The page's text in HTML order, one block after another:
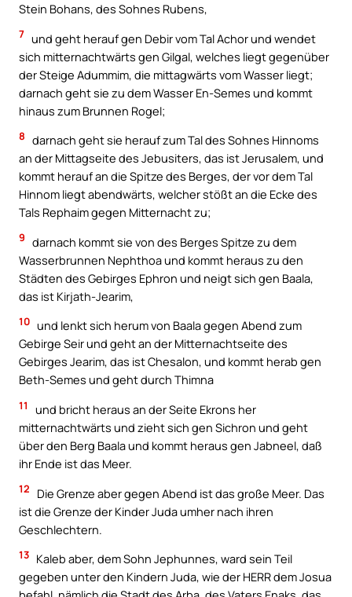
Stein Bohans, des Sohnes Rubens,
7 und geht herauf gen Debir vom Tal Achor und wendet
sich mitternachtwärts gen Gilgal, welches liegt gegenüber
der Steige Adummim, die mittagwärts vom Wasser liegt;
darnach geht sie zu dem Wasser En-Semes und kommt
hinaus zum Brunnen Rogel;
8 darnach geht sie herauf zum Tal des Sohnes Hinnoms
an der Mittagseite des Jebusiters, das ist Jerusalem, und
kommt herauf an die Spitze des Berges, der vor dem Tal
Hinnom liegt abendwärts, welcher stößt an die Ecke des
Tals Rephaim gegen Mitternacht zu;
9 darnach kommt sie von des Berges Spitze zu dem
Wasserbrunnen Nephthoa und kommt heraus zu den
Städten des Gebirges Ephron und neigt sich gen Baala,
das ist Kirjath-Jearim,
10 und lenkt sich herum von Baala gegen Abend zum
Gebirge Seir und geht an der Mitternachtseite des
Gebirges Jearim, das ist Chesalon, und kommt herab gen
Beth-Semes und geht durch Thimna
11
und bricht heraus an der Seite Ekrons her
mitternachtwärts und zieht sich gen Sichron und geht
über den Berg Baala und kommt heraus gen Jabneel, daß
ihr Ende ist das Meer.
12
Die Grenze aber gegen Abend ist das große Meer. Das
ist die Grenze der Kinder Juda umher nach ihren
Geschlechtern.
13 Kaleb aber, dem Sohn Jephunnes, ward sein Teil
gegeben unter den Kindern Juda, wie der HERR dem Josua